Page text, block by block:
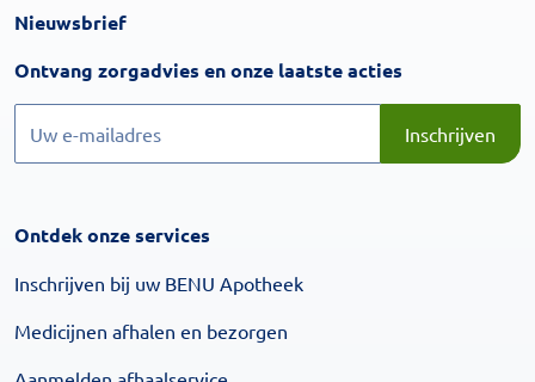
Nieuwsbrief
Ontvang zorgadvies en onze laatste acties
Inschrijven
Ontdek onze services
Inschrijven bij uw BENU Apotheek
Medicijnen afhalen en bezorgen